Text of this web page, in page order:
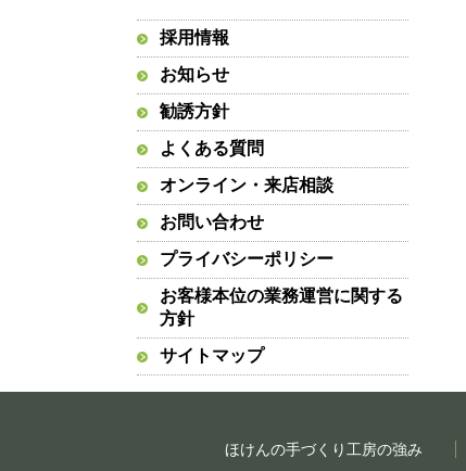
採用情報
お知らせ
勧誘方針
よくある質問
オンライン・来店相談
お問い合わせ
プライバシーポリシー
お客様本位の業務運営に関する
方針
サイトマップ
ほけんの手づくり工房の強み